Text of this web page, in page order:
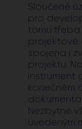
Sloučené
pro
tomu
projektové
spojena i
projektu.
instrument
konečném
Nezbytné
uvedeným